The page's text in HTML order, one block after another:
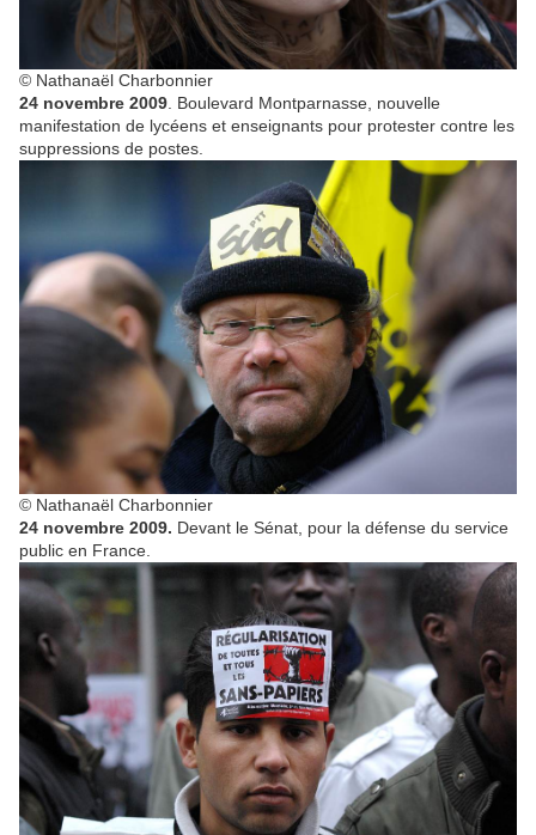
© Nathanaël Charbonnier
24 novembre 2009 . Boulevard Montparnasse, nouvelle
manifestation de lycéens et enseignants pour protester contre les
suppressions de postes.
© Nathanaël Charbonnier
24 novembre 2009. Devant le Sénat, pour la défense du service
public en France.